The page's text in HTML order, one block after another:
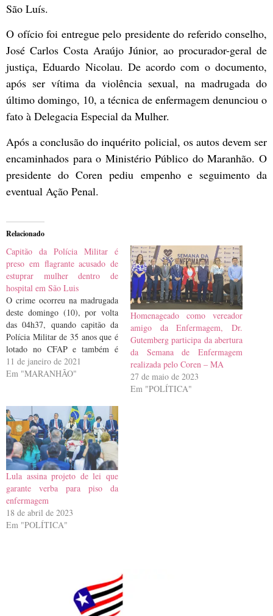
São Luís.
O ofício foi entregue pelo presidente do referido conselho,
José Carlos Costa Araújo Júnior, ao procurador-geral de
justiça, Eduardo Nicolau. De acordo com o documento,
após ser vítima da violência sexual, na madrugada do
último domingo, 10, a técnica de enfermagem denunciou o
fato à Delegacia Especial da Mulher.
Após a conclusão do inquérito policial, os autos devem ser
encaminhados para o Ministério Público do Maranhão. O
presidente do Coren pediu empenho e seguimento da
eventual Ação Penal.
Relacionado
Capitão da Polícia Militar é
preso em flagrante acusado de
estuprar mulher dentro de
hospital em São Luis
O crime ocorreu na madrugada
deste domingo (10), por volta
das 04h37, quando capitão da
Polícia Militar de 35 anos que é
lotado no CFAP e também é
médico, teria cometido o
estupro dentro de um hospital
anos…
11 de janeiro de 2021
Em "MARANHÃO"
Homenageado como vereador
amigo da Enfermagem, Dr.
Gutemberg participa da abertura
da Semana de Enfermagem
realizada pelo Coren – MA
27 de maio de 2023
Em "POLÍTICA"
Lula assina projeto de lei que
garante verba para piso da
enfermagem
18 de abril de 2023
Em "POLÍTICA"